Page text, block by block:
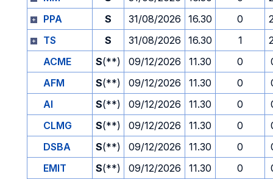
PPA
S 31/08/2026 16.30 0
TS
S 31/08/2026 16.30 1
ACME
S(**) 09/12/2026 11.30 0
AFM
S(**) 09/12/2026 11.30 0
AI
S(**) 09/12/2026 11.30 0
CLMG
S(**) 09/12/2026 11.30 0
DSBA
S(**) 09/12/2026 11.30 0
EMIT
S(**) 09/12/2026 11.30 0